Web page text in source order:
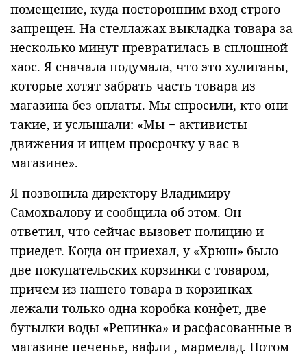
помещение, куда посторонним вход строго
запрещен. На стеллажах выкладка товара за
несколько минут превратилась в сплошной
хаос. Я сначала подумала, что это хулиганы,
которые хотят забрать часть товара из
магазина без оплаты. Мы спросили, кто они
такие, и услышали: «Мы − активисты
движения и ищем просрочку у вас в
магазине».
Я позвонила директору Владимиру
Самохвалову и сообщила об этом. Он
ответил, что сейчас вызовет полицию и
приедет. Когда он приехал, у «Хрюш» было
две покупательских корзинки с товаром,
причем из нашего товара в корзинках
лежали только одна коробка конфет, две
бутылки воды «Репинка» и расфасованные в
магазине печенье, вафли , мармелад. Потом